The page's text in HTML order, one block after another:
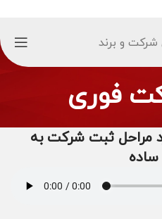
و برند
فوری
مراحل ثبت شرکت به
ساده